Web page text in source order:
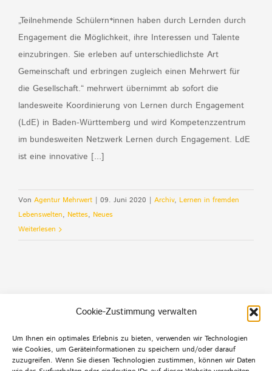
Cookie-Zustimmung verwalten
Um Ihnen ein optimales Erlebnis zu bieten, verwenden wir Technologien
wie Cookies, um Geräteinformationen zu speichern und/oder darauf
zuzugreifen. Wenn Sie diesen Technologien zustimmen, können wir Daten
„Teilnehmende Schülern*innen haben durch Lernden durch
Engagement die Möglichkeit, ihre Interessen und Talente
einzubringen. Sie erleben auf unterschiedlichste Art
Gemeinschaft und erbringen zugleich einen Mehrwert für
die Gesellschaft.“ mehrwert übernimmt ab sofort die
landesweite Koordinierung von Lernen durch Engagement
(LdE) in Baden-Württemberg und wird Kompetenzzentrum
im bundesweiten Netzwerk Lernen durch Engagement. LdE
ist eine innovative [...]
Von Agentur Mehrwert | 09. Juni 2020 | Archiv, Lernen in fremden
Lebenswelten, Nettes, Neues
Weiterlesen
Default Footer Text